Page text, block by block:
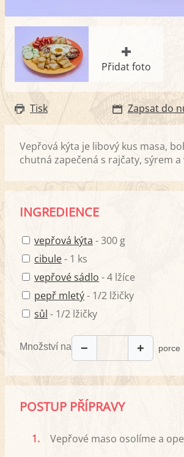
Přidat foto
Tisk Zapsat do
Vepřová kýta je libový kus masa,
chutná zapečená s rajčaty, sýrem a
INGREDIENCE
vepřová kýta - 300 g
cibule- 1 ks
vepřové sádlo - 4 lžíce
pepř mletý- 1/2 lžičky
sůl - 1/2 lžičky
Množství na − + porce
POSTUP PŘÍPRAVY
1.
Vepřové maso osolíme a